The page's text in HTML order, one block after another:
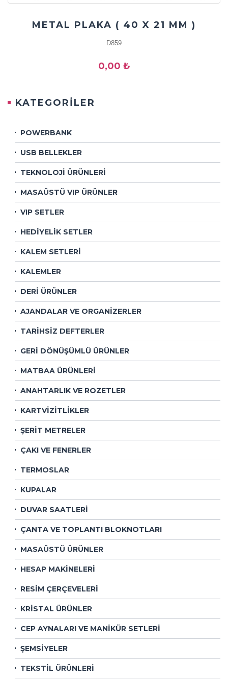
METAL PLAKA ( 40 X 21 MM )
D859
0,00 ₺
KATEGORİLER
POWERBANK
USB BELLEKLER
TEKNOLOJİ ÜRÜNLERİ
MASAÜSTÜ VIP ÜRÜNLER
VIP SETLER
HEDİYELİK SETLER
KALEM SETLERİ
KALEMLER
DERİ ÜRÜNLER
AJANDALAR VE ORGANİZERLER
TARİHSİZ DEFTERLER
GERİ DÖNÜŞÜMLÜ ÜRÜNLER
MATBAA ÜRÜNLERİ
ANAHTARLIK VE ROZETLER
KARTVİZİTLİKLER
ŞERİT METRELER
ÇAKI VE FENERLER
TERMOSLAR
KUPALAR
DUVAR SAATLERİ
ÇANTA VE TOPLANTI BLOKNOTLARI
MASAÜSTÜ ÜRÜNLER
HESAP MAKİNELERİ
RESİM ÇERÇEVELERİ
KRİSTAL ÜRÜNLER
CEP AYNALARI VE MANİKÜR SETLERİ
ŞEMSİYELER
TEKSTİL ÜRÜNLERİ